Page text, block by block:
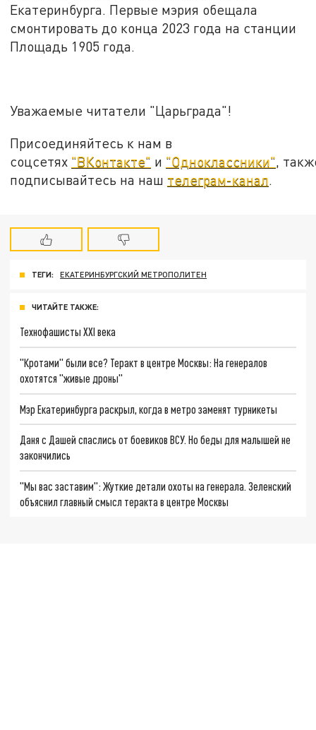
Екатеринбурга. Первые мэрия обещала
смонтировать до конца 2023 года на станции
Площадь 1905 года.
Уважаемые читатели "Царьграда"!
Присоединяйтесь к нам в
соцсетях "ВКонтакте" и "Одноклассники",
подписывайтесь на наш телеграм-канал.
ТЕГИ: ЕКАТЕРИНБУРГСКИЙ МЕТРОПОЛИТЕН
ЧИТАЙТЕ ТАКЖЕ:
Технофашисты XXI века
"Кротами" были все? Теракт в центре Москвы: На генералов
охотятся "живые дроны"
Мэр Екатеринбурга раскрыл, когда в метро заменят турникеты
Даня с Дашей спаслись от боевиков ВСУ. Но беды для малышей не
закончились
"Мы вас заставим": Жуткие детали охоты на генерала. Зеленский
объяснил главный смысл теракта в центре Москвы